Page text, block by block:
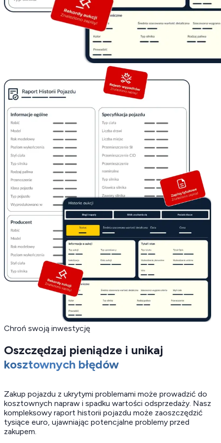
Chroń swoją inwestycję
Oszczędzaj pieniądze i unikaj
kosztownych błędów
Zakup pojazdu z ukrytymi problemami może prowadzić do
kosztownych napraw i spadku wartości odsprzedaży. Nasz
kompleksowy raport historii pojazdu może zaoszczędzić
tysiące euro, ujawniając potencjalne problemy przed
zakupem.